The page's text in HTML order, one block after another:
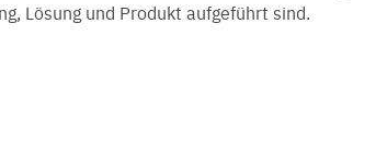
Lösung und Produkt aufgeführt sind.